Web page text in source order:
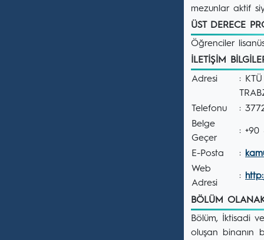
mezunlar aktif
ÜST DERECE
Öğrenciler
İLETİŞİM
Adresi
:
Telefonu
:
Belge
Geçer
: +90
E-Posta :
Web
Adresi
:
BÖLÜM
Bölüm, İktisadi
oluşan binanın